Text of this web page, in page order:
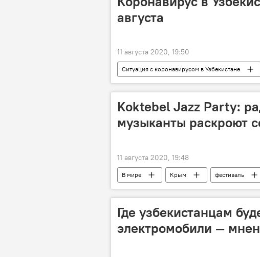
августа
11 августа 2020, 19:50
Ситуация с коронавирусом в Узбекистане
Коронавирус COVID-19
Карантин
Koktebel Jazz Party:
музыканты раскроют
11 августа 2020, 19:48
В мире Крым фестиваль
Где узбекистанцам
электромобили —